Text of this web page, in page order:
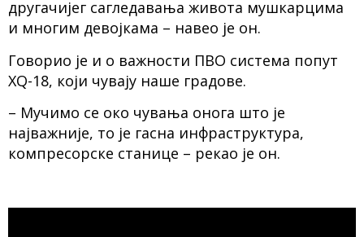
другачијег сагледавања живота мушкарцима
и многим девојкама – навео је он.
Говорио је и о важности ПВО система попут
ХQ-18, који чувају наше градове.
– Мучимо се око чувања онога што је
најважније, то је гасна инфраструктура,
компресорске станице – рекао је он.